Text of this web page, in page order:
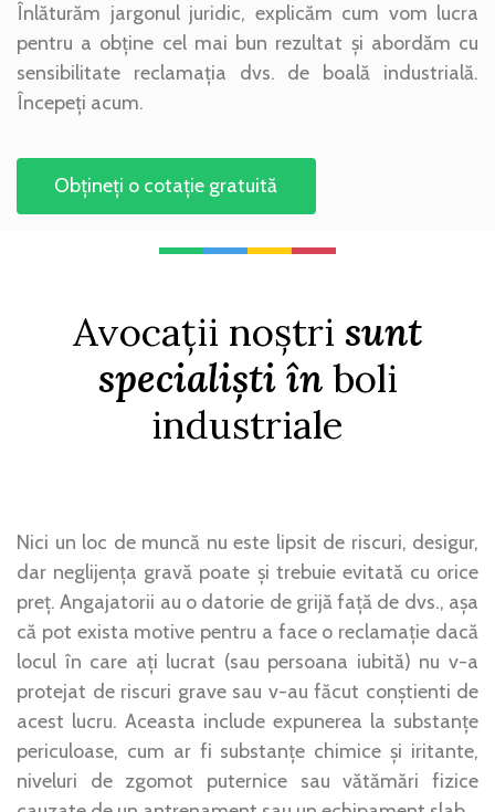
Înlăturăm jargonul juridic, explicăm cum vom lucra
pentru a obține cel mai bun rezultat și abordăm cu
sensibilitate reclamația dvs. de boală industrială.
Începeți acum.
Obțineți o cotație gratuită
Avocații noștri sunt
specialiști în boli
industriale
Nici un loc de muncă nu este lipsit de riscuri, desigur,
dar neglijența gravă poate și trebuie evitată cu orice
preț. Angajatorii au o datorie de grijă față de dvs., așa
că pot exista motive pentru a face o reclamație dacă
locul în care ați lucrat (sau persoana iubită) nu v-a
protejat de riscuri grave sau v-au făcut conștienti de
acest lucru. Aceasta include expunerea la substanțe
periculoase, cum ar fi substanțe chimice și iritante,
niveluri de zgomot puternice sau vătămări fizice